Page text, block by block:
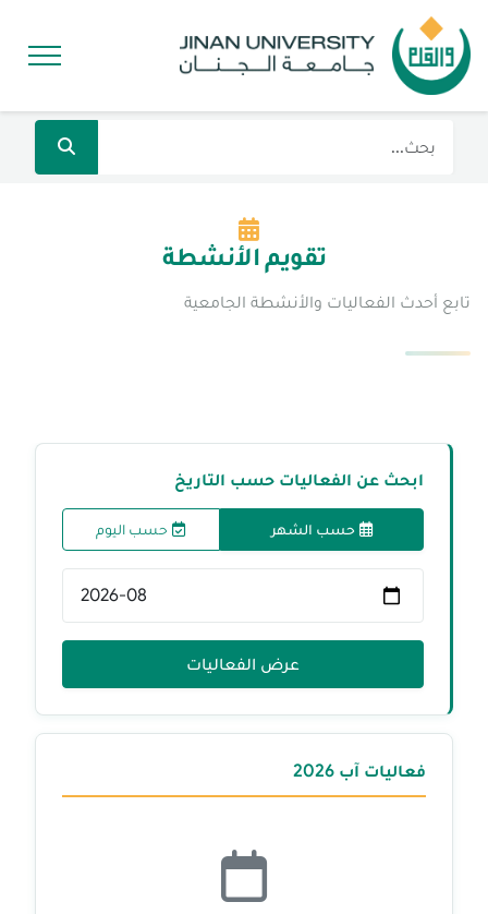
تقويم الأنشطة
تابع أحدث الفعاليات والأنشطة الجامعية
ابحث عن الفعاليات حسب التاريخ
حسب الشهر حسب اليوم
اختر الشهر
عرض الفعاليات
فعاليات آب 2026